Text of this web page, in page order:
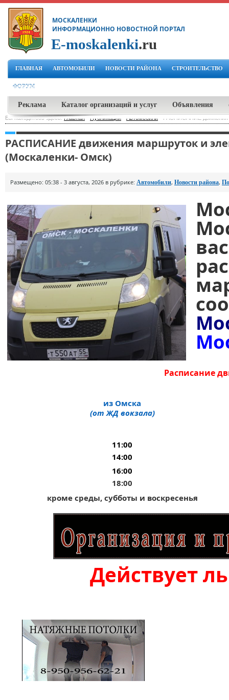
МОСКАЛЕНКИ
ИНФОРМАЦИОННО НОВОСТНОЙ ПОРТАЛ
E-moskalenki.ru
ГЛАВНАЯ АВТОМОБИЛИ НОВОСТИ РАЙОНА СТРОИТЕЛЬСТВО
ФОРУМ
Реклама Каталог организаций и услуг Объявления
Вы находитесь здесь:Главная-Публикации Автомобили РАСПИСАНИЕ движения
РАСПИСАНИЕ движения маршруток и
(Москаленки- Омск)
Размещено: 05:38 - 3 августа, 2026 в рубрике: Автомобили, Новости района,
Расписание
из Омска
(от ЖД вокзала)
11:00
14:00
16:00
18:00
кроме среды, субботы и воскресенья
Действует